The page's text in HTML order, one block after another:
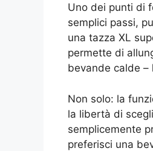
Uno dei punti di
semplici passi,
una tazza XL
permette di
bevande calde –
Non solo: la
la libertà di
semplicemente
preferisci una